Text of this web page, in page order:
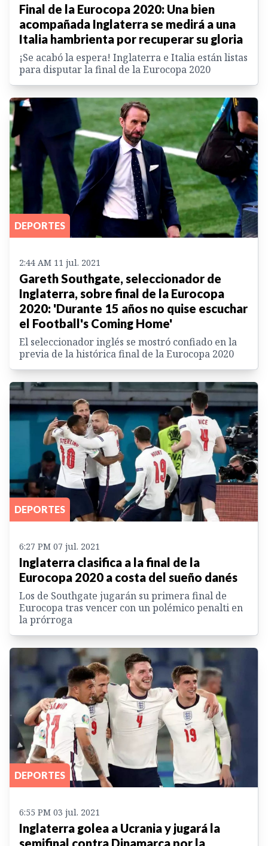
Final de la Eurocopa 2020: Una bien
acompañada Inglaterra se medirá a una
Italia hambrienta por recuperar su gloria
¡Se acabó la espera! Inglaterra e Italia están listas
para disputar la final de la Eurocopa 2020
DEPORTES
2:44 AM 11 jul. 2021
Gareth Southgate, seleccionador de
Inglaterra, sobre final de la Eurocopa
2020: 'Durante 15 años no quise escuchar
el Football's Coming Home'
El seleccionador inglés se mostró confiado en la
previa de la histórica final de la Eurocopa 2020
DEPORTES
6:27 PM 07 jul. 2021
Inglaterra clasifica a la final de la
Eurocopa 2020 a costa del sueño danés
Los de Southgate jugarán su primera final de
Eurocopa tras vencer con un polémico penalti en
la prórroga
DEPORTES
6:55 PM 03 jul. 2021
Inglaterra golea a Ucrania y jugará la